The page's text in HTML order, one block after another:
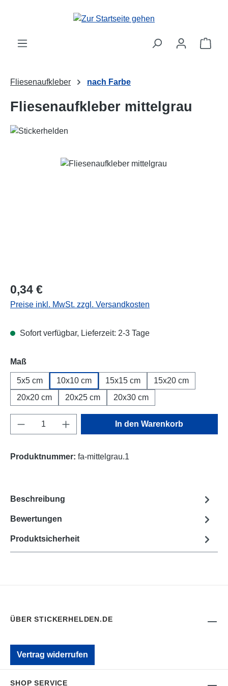
Zum Hauptinhalt springen
Fliesenaufkleber nach Farbe
Fliesenaufkleber mittelgrau
Bildergalerie überspringen
Regulärer Preis:
0,34 €
Preise inkl. MwSt. zzgl. Versandkosten
Sofort verfügbar, Lieferzeit: 2-3 Tage
Maß
5x5 cm 10x10 cm 15x15 cm
15x20 cm
20x20 cm
20x25 cm 20x30 cm
Produkt Anzahl: Gib den gewünschten
In den Warenkorb
Produktnummer: fa-mittelgrau.1
Beschreibung
Bewertungen
Produktsicherheit
ÜBER STICKERHELDEN.DE
Vertrag widerrufen
SHOP SERVICE